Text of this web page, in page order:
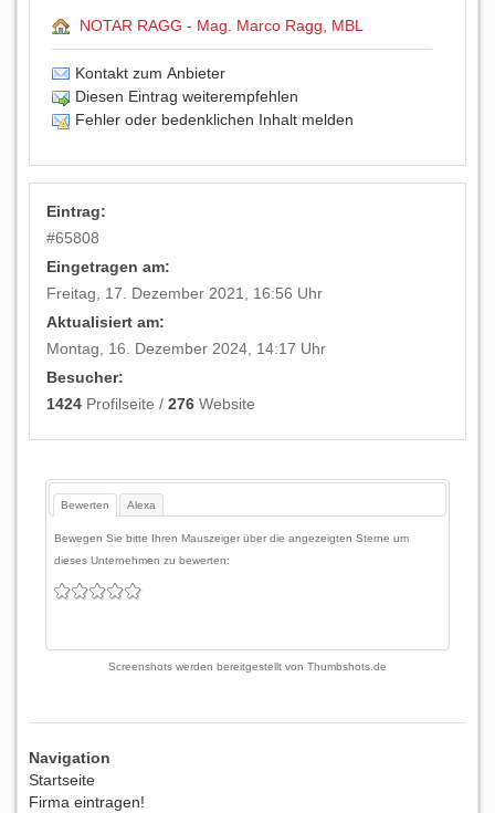
NOTAR RAGG - Mag. Marco Ragg, MBL
Kontakt zum Anbieter
Diesen Eintrag weiterempfehlen
Fehler oder bedenklichen Inhalt melden
Eintrag:
#65808
Eingetragen am:
Freitag, 17. Dezember 2021, 16:56 Uhr
Aktualisiert am:
Montag, 16. Dezember 2024, 14:17 Uhr
Besucher:
1424 Profilseite /276 Website
Bewerten Alexa
Bewegen Sie bitte Ihren Mauszeiger über die angezeigten Sterne um
dieses Unternehmen zu bewerten:
Screenshots werden bereitgestellt von Thumbshots.de
Navigation
Startseite
Firma eintragen!